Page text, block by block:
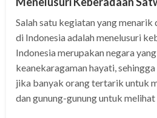
Salah satu kegiatan yang menarik
di Indonesia adalah menelusuri
Indonesia merupakan negara
keanekaragaman hayati,
jika banyak orang tertarik untuk
dan gunung-gunung untuk